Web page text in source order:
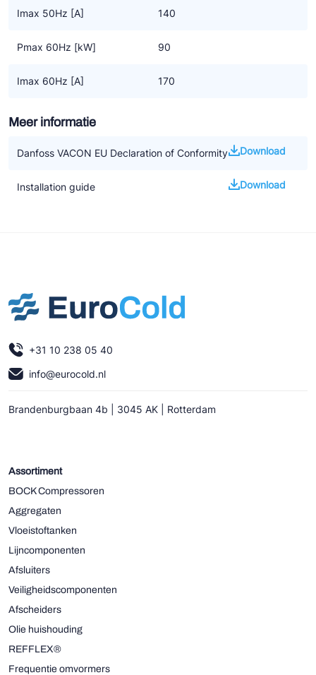
Imax 50Hz [A] 140
Pmax 60Hz [kW] 90
Imax 60Hz [A] 170
Meer informatie
Danfoss VACON EU Declaration of Conformity Download
Installation guide Download
+31 10 238 05 40
info@eurocold.nl
Brandenburgbaan 4b | 3045 AK | Rotterdam
Assortiment
BOCK Compressoren
Aggregaten
Vloeistoftanken
Lijncomponenten
Afsluiters
Veiligheidscomponenten
Afscheiders
Olie huishouding
REFFLEX®
Frequentie omvormers